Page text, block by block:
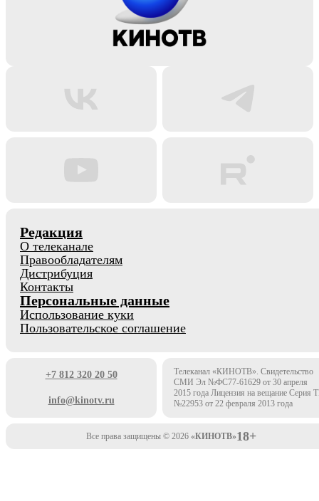
Редакция
О телеканале
Правообладателям
Дистрибуция
Контакты
Персональные данные
Использование куки
Пользовательское соглашение
+7 812 320 20 50
info@kinotv.ru
Телеканал «КИНОТВ». Свидетельство
СМИ Эл №ФС77-61629 от 30 апреля
2015 года Лицензия на вещание Серия
№22953 от 22 февраля 2013 года
Все права защищены © 2026 «КИНОТВ»18+